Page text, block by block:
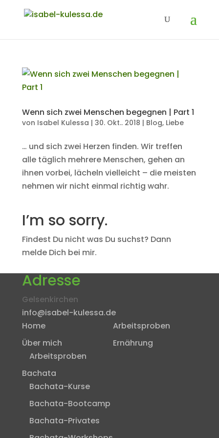
Wenn sich zwei Menschen begegnen | Part 1
von Isabel Kulessa | 30. Okt.. 2018 | Blog, Liebe
… und sich zwei Herzen finden. Wir treffen
alle täglich mehrere Menschen, gehen an
ihnen vorbei, lächeln vielleicht – die meisten
nehmen wir nicht einmal richtig wahr.
I’m so sorry.
Findest Du nicht was Du suchst? Dann
melde Dich bei mir.
Adresse
Gelsenkirchen
info@isabel-kulessa.de
Home
Über mich
Arbeitsproben
Bachata
Bachata-Kurse
Bachata-Bootcamp
Bachata-Privates
Arbeitsproben
Ernährung